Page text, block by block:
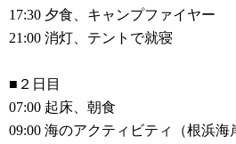
17:30 夕食、キャンプファイヤー
21:00 消灯、テントで就寝
■２日目
07:00 起床、朝食
09:00 海のアクティビティ（根浜海